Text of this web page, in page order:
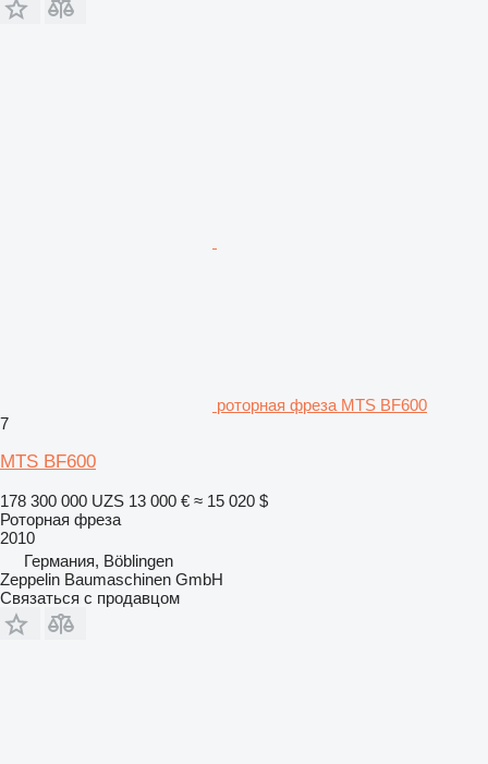
роторная фреза MTS BF600
7
MTS BF600
178 300 000 UZS 13 000 € ≈ 15 020 $
Роторная фреза
2010
Германия, Böblingen
Zeppelin Baumaschinen GmbH
Связаться с продавцом